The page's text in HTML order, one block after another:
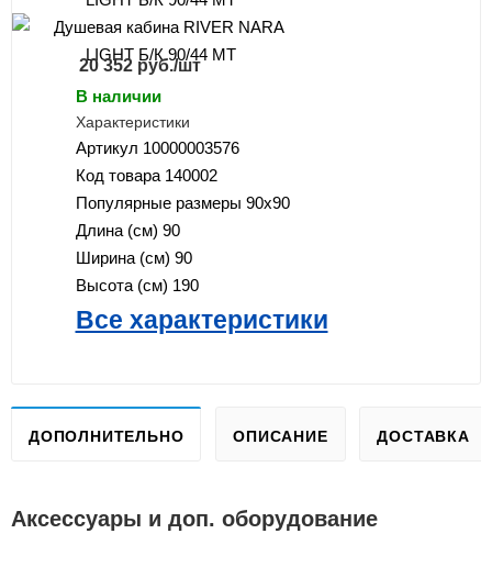
20 352руб./шт
В наличии
Характеристики
Артикул 10000003576
Код товара 140002
Популярные размеры 90x90
Длина (см) 90
Ширина (см) 90
Высота (см) 190
Все характеристики
ДОПОЛНИТЕЛЬНО ОПИСАНИЕ ДОСТАВКА
Аксессуары и доп. оборудование